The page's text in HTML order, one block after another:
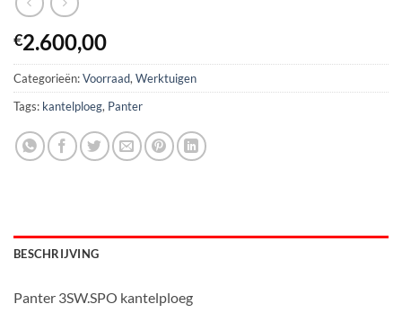
€2.600,00
Categorieën:Voorraad,Werktuigen
Tags: kantelploeg, Panter
BESCHRIJVING
Panter 3SW.SPO kantelploeg